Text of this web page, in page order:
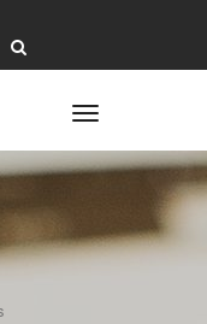
Toggle
navigation